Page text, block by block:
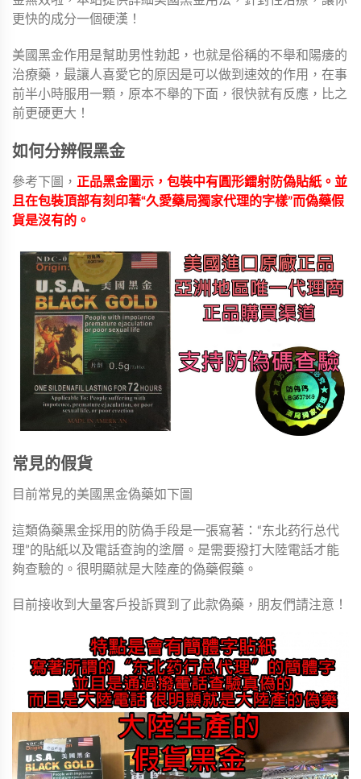
更快的成分一個硬漢！
美國黑金作用是幫助男性勃起，也就是俗稱的不舉和陽痿的
治療藥，最讓人喜愛它的原因是可以做到速效的作用，在事
前半小時服用一顆，原本不舉的下面，很快就有反應，比之
前更硬更大！
如何分辨假黑金
參考下圖， 正品黑金圖示，包裝中有圓形鐳射防偽貼紙。並
且在包裝頂部有刻印著“久愛藥局獨家代理的字樣”而偽藥假
貨是沒有的。
常見的假貨
目前常見的美國黑金偽藥如下圖
這類偽藥黑金採用的防偽手段是一張寫著：“东北药行总代
理”的貼紙以及電話查詢的塗層。是需要撥打大陸電話才能
夠查驗的。很明顯就是大陸產的偽藥假藥。
目前接收到大量客戶投訴買到了此款偽藥，朋友們請注意！